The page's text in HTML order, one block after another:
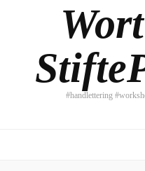
#handlettering